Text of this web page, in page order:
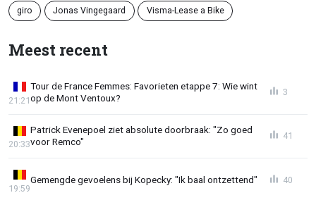
giro Jonas Vingegaard Visma-Lease a Bike
Meest recent
Tour de France Femmes: Favorieten etappe 7: Wie wint
op de Mont Ventoux?
21:21
3
Patrick Evenepoel ziet absolute doorbraak: "Zo goed
voor Remco"
20:33
41
Gemengde gevoelens bij Kopecky: "Ik baal ontzettend"
19:59
40